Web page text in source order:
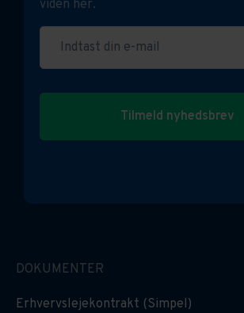
viden her.
Indtast din e-mail
Tilmeld nyhedsbrev
DOKUMENTER
Erhvervslejekontrakt (Simpel)